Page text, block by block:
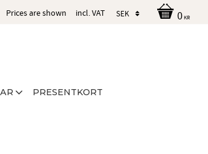
Prices are shown incl. VAT 0KR
PRESENTKORT